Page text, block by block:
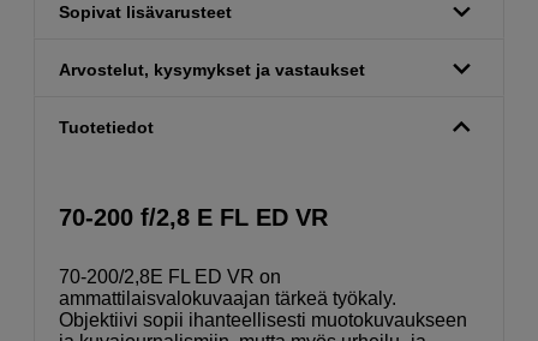
Sopivat lisävarusteet
Arvostelut, kysymykset ja vastaukset
Tuotetiedot
70-200 f/2,8 E FL ED VR
70-200/2,8E FL ED VR on
ammattilaisvalokuvaajan tärkeä työkaly.
Objektiivi sopii ihanteellisesti muotokuvaukseen